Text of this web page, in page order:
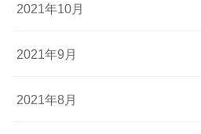
2021年10月
2021年9月
2021年8月